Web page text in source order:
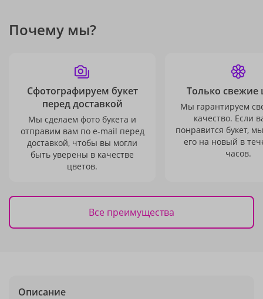
Почему мы?
Сфотографируем букет
перед доставкой
Мы сделаем фото букета и
отправим вам по e-mail перед
доставкой, чтобы вы могли
быть уверены в качестве
цветов.
Только свежие
Мы гарантируем
качество. Если
понравится букет,
его на новый в
часов.
Все преимущества
Описание